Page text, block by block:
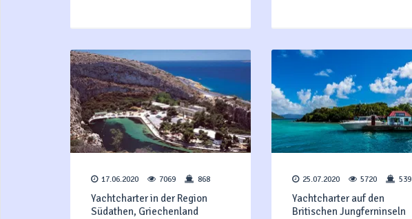
17.06.2020 7069 868
Yachtcharter in der Region
Südathen, Griechenland
25.07.2020 5720 539
Yachtcharter auf den
Britischen Jungferninseln